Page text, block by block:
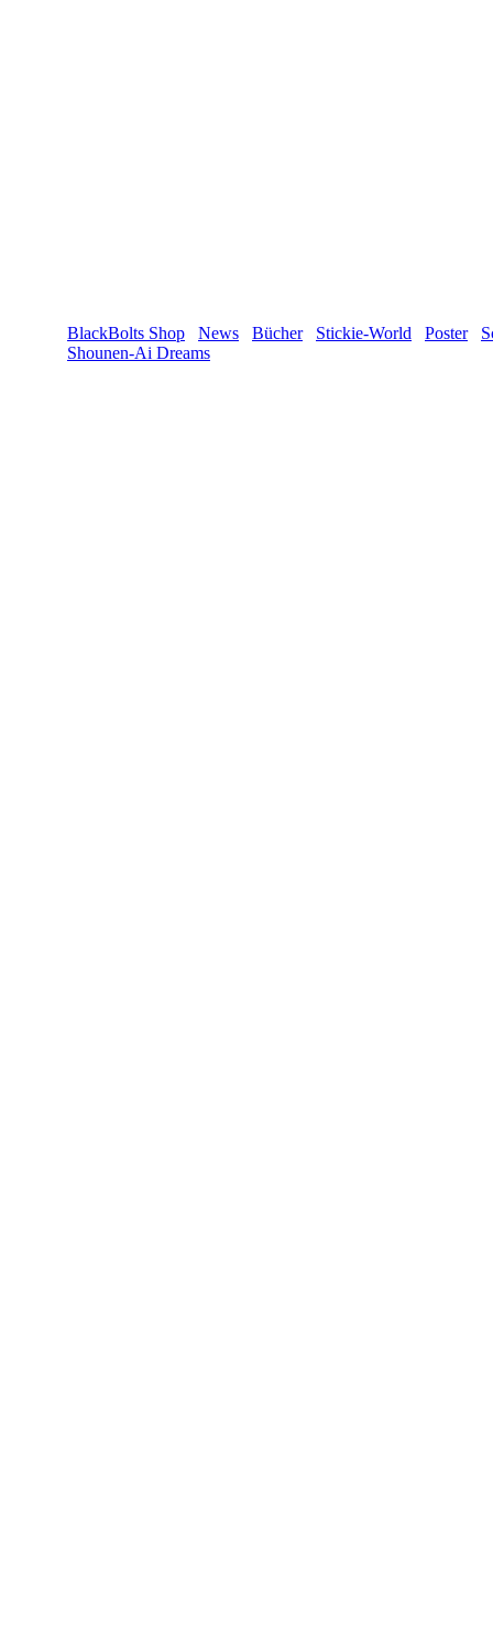
BlackBolts Shop News Bücher Stickie-World Poster
Shounen-Ai Dreams